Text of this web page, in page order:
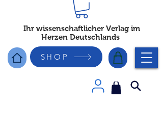
Ihr wissenschaftlicher Verlag im
Herzen Deutschlands
SHOP